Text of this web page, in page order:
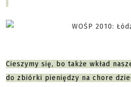
Cieszymy się, bo także wkład
do zbiórki pieniędzy na chore